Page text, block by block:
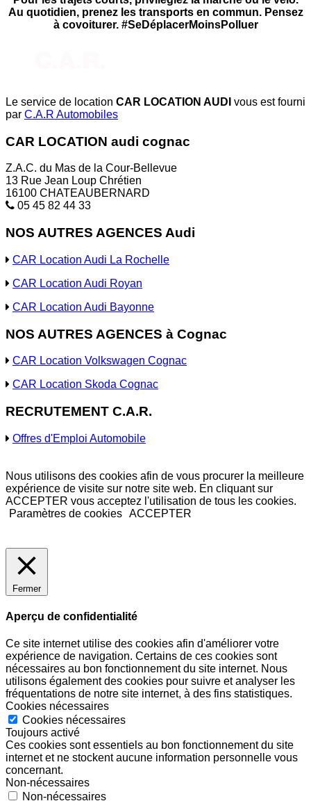
Au quotidien, prenez les transports en commun. Pensez
à covoiturer. #SeDéplacerMoinsPolluer
Le service de location CAR LOCATION AUDI vous est fourni
par C.A.R Automobiles
CAR LOCATION audi cognac
Z.A.C. du Mas de la Cour-Bellevue
13 Rue Jean Loup Chrétien
16100 CHATEAUBERNARD
05 45 82 44 33
NOS AUTRES AGENCES Audi
CAR Location Audi La Rochelle
CAR Location Audi Royan
CAR Location Audi Bayonne
NOS AUTRES AGENCES à Cognac
CAR Location Volkswagen Cognac
CAR Location Skoda Cognac
RECRUTEMENT C.A.R.
Offres d'Emploi Automobile
Nous utilisons des cookies afin de vous procurer la meilleure
expérience de visite sur notre site web. En cliquant sur
ACCEPTER vous acceptez l'utilisation de tous les cookies.
Paramètres de cookies ACCEPTER
Fermer
Aperçu de confidentialité
Ce site internet utilise des cookies afin d'améliorer votre
expérience de navigation. Certains de ces cookies sont
nécessaires au bon fonctionnement du site internet. Nous
utilisons également des cookies pour suivre et analyser les
fréquentations de notre site internet, à des fins statistiques.
Cookies nécessaires
Cookies nécessaires
Toujours activé
Ces cookies sont essentiels au bon fonctionnement du site
internet et ne stockent aucune information personnelle vous
concernant.
Non-nécessaires
Non-nécessaires